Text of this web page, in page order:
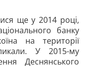
ще у 2014 році,
банку
на території
У 2015-му
Деснянського